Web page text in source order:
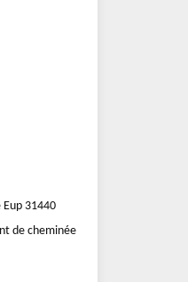
31440
de cheminée